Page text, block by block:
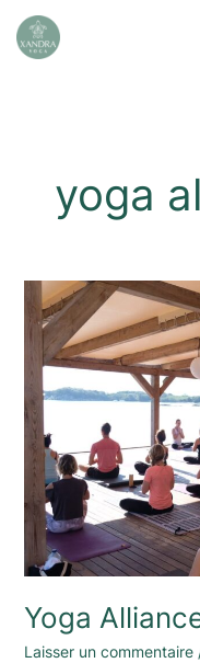
contenu
yoga
Yoga
Laisser un commentaire
Yoga
Alliance